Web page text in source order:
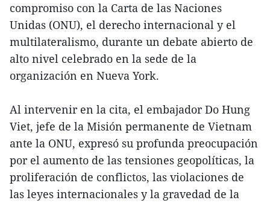
compromiso con la Carta de las Naciones
Unidas (ONU), el derecho internacional y el
multilateralismo, durante un debate abierto de
alto nivel celebrado en la sede de la
organización en Nueva York.
Al intervenir en la cita, el embajador Do Hung
Viet, jefe de la Misión permanente de Vietnam
ante la ONU, expresó su profunda preocupación
por el aumento de las tensiones geopolíticas, la
proliferación de conflictos, las violaciones de
las leyes internacionales y la gravedad de la